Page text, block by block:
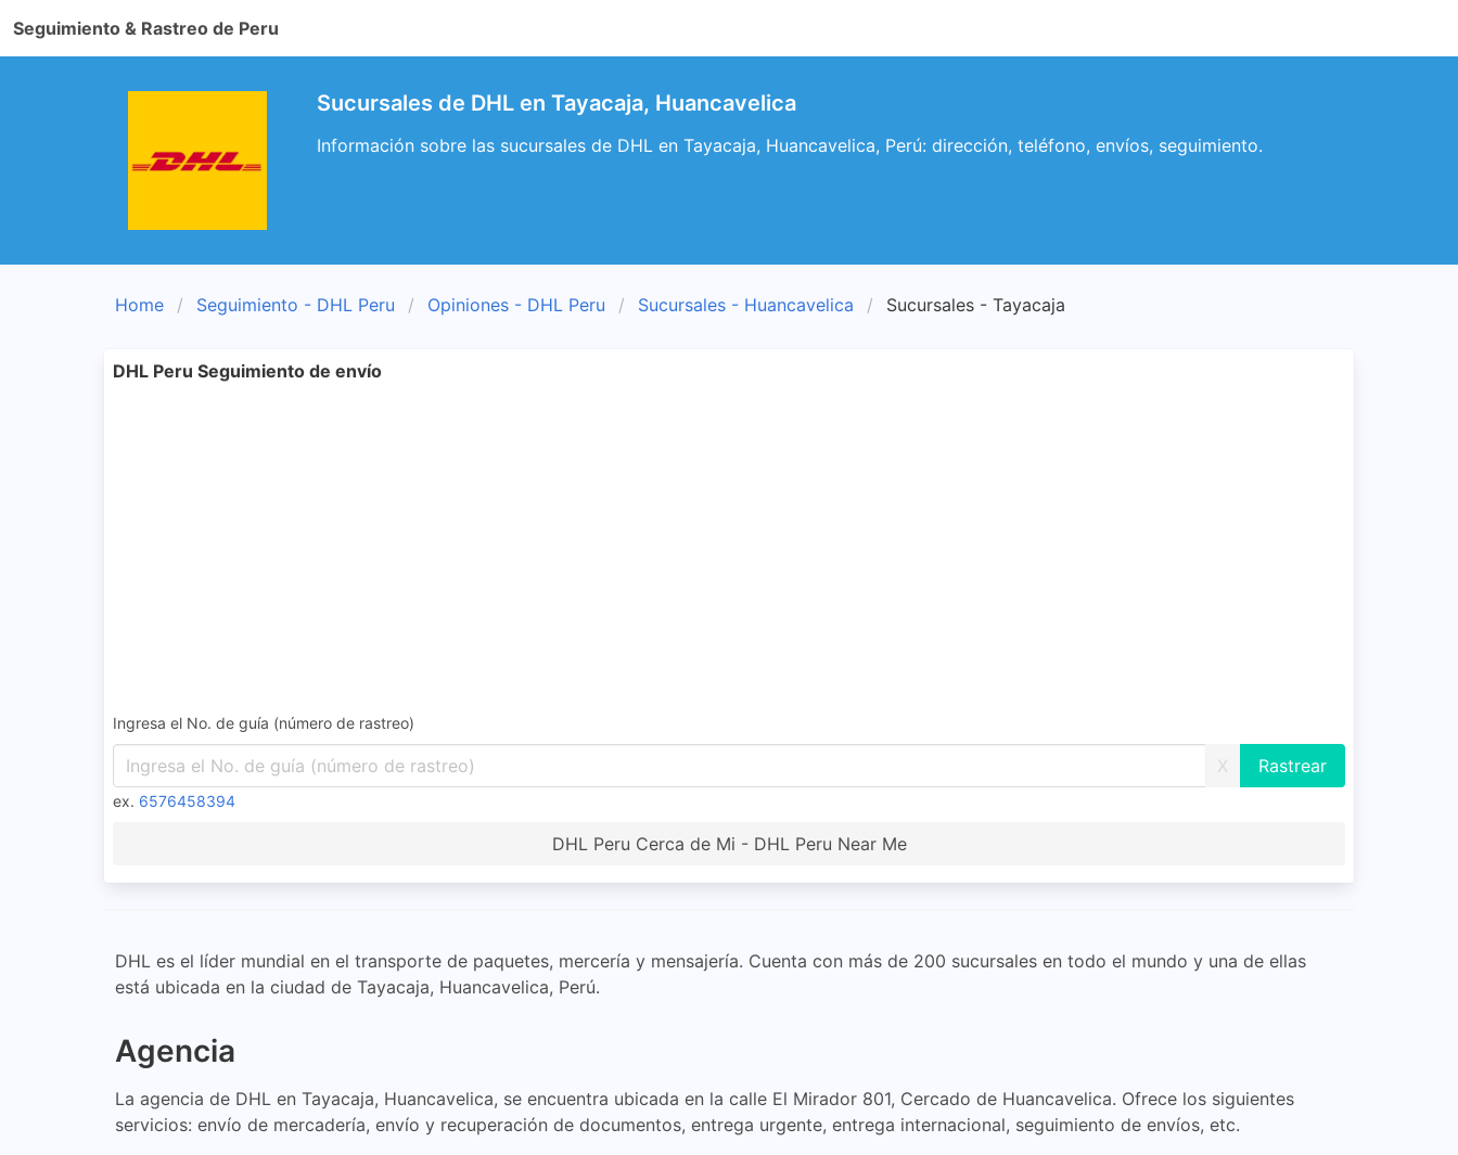
Seguimiento & Rastreo de Peru
Sucursales de DHL en Tayacaja, Huancavelica
Información sobre las sucursales de DHL en Tayacaja, Huancavelica, Perú: dirección, teléfono, envíos, seguimiento.
Home Seguimiento - DHL Peru Opiniones - DHL Peru Sucursales - Huancavelica Sucursales - Tayacaja
DHL Peru Seguimiento de envío
Ingresa el No. de guía (número de rastreo)
X
ex. 6576458394
DHL Peru Cerca de Mi - DHL Peru Near Me
DHL es el líder mundial en el transporte de paquetes, mercería y mensajería. Cuenta con más de 200 sucursales en todo el mundo y una de ellas
está ubicada en la ciudad de Tayacaja, Huancavelica, Perú.
Agencia
La agencia de DHL en Tayacaja, Huancavelica, se encuentra ubicada en la calle El Mirador 801, Cercado de Huancavelica. Ofrece los siguientes
servicios: envío de mercadería, envío y recuperación de documentos, entrega urgente, entrega internacional, seguimiento de envíos, etc.